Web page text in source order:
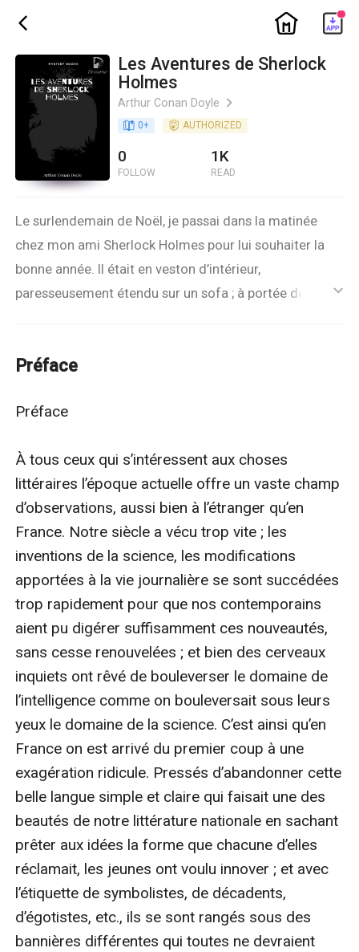
ic_back ic_home
Les Aventures de Sherlock
Holmes
Arthur Conan Doyle ic_arrow_right
book_age 0+ detail_authorized AUTHORIZED
0
FOLLOW
1K
READ
Le surlendemain de Noël, je passai dans la matinée
chez mon ami Sherlock Holmes pour lui souhaiter la
bonne année. Il était en veston d’intérieur,
paresseusement étendu sur un sofa ; à portée de sa
dossier d’une chaise de paille, un vieux chapeau de
forme à chapeau, posés sur la chaise elle-même
être examiné attentivement.– Vous me semblez fort
occupé, mon cher, dis-je à Holmes, et je crains de vous
déranger.
ic_default
Préface
Préface
À tous ceux qui s’intéressent aux choses
littéraires l’époque actuelle offre un vaste champ
d’observations, aussi bien à l’étranger qu’en
France. Notre siècle a vécu trop vite ; les
inventions de la science, les modifications
apportées à la vie journalière se sont succédées
trop rapidement pour que nos contemporains
aient pu digérer suffisamment ces nouveautés,
sans cesse renouvelées ; et bien des cerveaux
inquiets ont rêvé de bouleverser le domaine de
l’intelligence comme on bouleversait sous leurs
yeux le domaine de la science. C’est ainsi qu’en
France on est arrivé du premier coup à une
exagération ridicule. Pressés d’abandonner cette
belle langue simple et claire qui faisait une des
beautés de notre littérature nationale en sachant
prêter aux idées la forme que chacune d’elles
réclamait, les jeunes ont voulu innover ; et avec
l’étiquette de symbolistes, de décadents,
d’égotistes, etc., ils se sont rangés sous des
bannières différentes qui toutes ne devraient